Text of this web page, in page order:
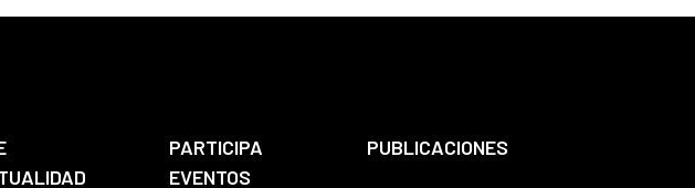
PARTICIPA
PUBLICACIONES
EVENTOS